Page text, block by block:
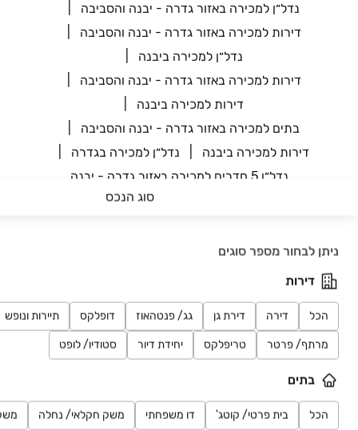
סוג הנכס
ניתן לבחור מספר סוגים
דירות
הכל דירה דירת גן גג/ פנטהאוז דופלקס תיירות ונופש
מרתף/ פרטר טריפלקס יחידת דיור סטודיו/ לופט
בתים
הכל בית פרטי/ קוטג' דו משפחתי משק חקלאי/ נחלה
נדל״ן למכירה באזור גדרה - יבנה והסביבה
דירות למכירה באזור גדרה - יבנה והסביבה
נדל״ן למכירה ביבנה
דירות למכירה באזור גדרה - יבנה והסביבה
דירות למכירה ביבנה
בתים למכירה באזור גדרה - יבנה והסביבה
דירות למכירה ביבנה
נדל״ן למכירה בגדרה
נדל״ן 5 חדרים למכירה באזור גדרה - יבנה
ובמהירות. מאגר הנכסים למכירה הענק והעדכני שלנו עומד לרשותכם -
כל שעליכם לעשות הוא להקליד את פרטי הנכס שמעניין אתכם (מחוז,
אזור, ישוב, סוג נכס, מספר חדרים וכו') ומנוע החיפוש שלנו יסנן עבורכם
את המודעות הרלוונטיות ביותר. מחפשים דירה למכירה באזור ספציפי?
למצוא דירה למכירה. המערכת תסמן עבורכם את מיקומי הדירות
הזמינות, ותוכלו להקליק על כל סימון כדי לצפות במודעה ובפרטי
ההתקשרות עם בעלי הדירה.